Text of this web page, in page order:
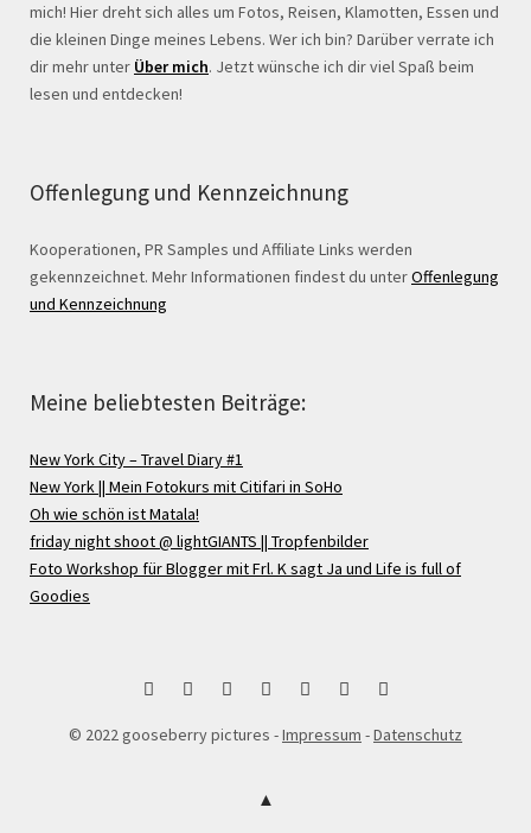
mich! Hier dreht sich alles um Fotos, Reisen, Klamotten, Essen und
die kleinen Dinge meines Lebens. Wer ich bin? Darüber verrate ich
dir mehr unter Über mich. Jetzt wünsche ich dir viel Spaß beim
lesen und entdecken!
Offenlegung und Kennzeichnung
Kooperationen, PR Samples und Affiliate Links werden
gekennzeichnet. Mehr Informationen findest du unterOffenlegung
und Kennzeichnung
Meine beliebtesten Beiträge:
New York City – Travel Diary #1
New York || Mein Fotokurs mit Citifari in SoHo
Oh wie schön ist Matala!
friday night shoot @ lightGIANTS || Tropfenbilder
Foto Workshop für Blogger mit Frl. K sagt Ja und Life is full of
Goodies
bloglovinInstagramFacebookGooglePinterestTwitterRSS
© 2022 gooseberry pictures -Impressum -Datenschutz